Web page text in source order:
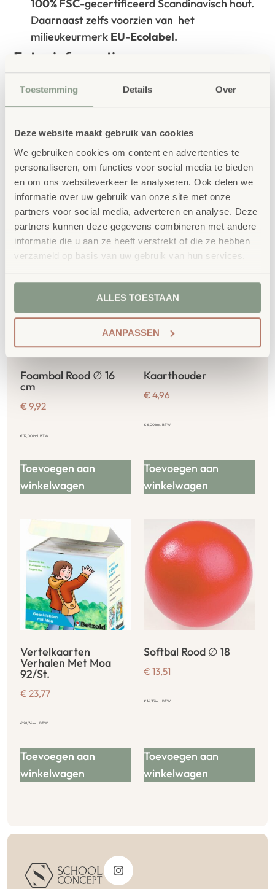
Toestemming Details Over
Deze website maakt gebruik van cookies
We gebruiken cookies om content en advertenties te
personaliseren, om functies voor social media te bieden
en om ons websiteverkeer te analyseren. Ook delen we
informatie over uw gebruik van onze site met onze
partners voor social media, adverteren en analyse. Deze
partners kunnen deze gegevens combineren met andere
informatie die u aan ze heeft verstrekt of die ze hebben
verzameld op basis van uw gebruik van hun services.
ALLES TOESTAAN
AANPASSEN
100% FSC-gecertificeerd Scandinavisch hout.
Daarnaast zelfs voorzien van het
milieukeurmerk EU-Ecolabel.
Extra informatie
SKU
Gerelateerde
producten
Foambal Rood ∅ 16
cm
€ 9,92
€12,00incl. BTW
Toevoegen aan
winkelwagen
Kaarthouder
€ 4,96
€6,00incl. BTW
Toevoegen aan
winkelwagen
Vertelkaarten
Verhalen Met Moa
92/St.
€ 23,77
€28,76incl. BTW
Toevoegen aan
winkelwagen
Softbal Rood ∅ 18
€ 13,51
€16,35incl. BTW
Toevoegen aan
winkelwagen